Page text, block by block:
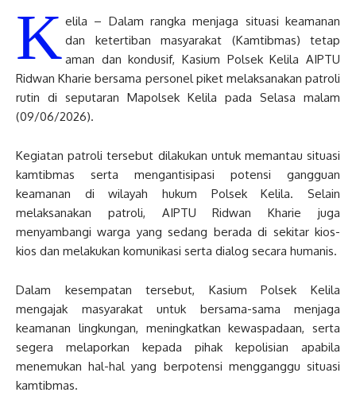
K elila – Dalam rangka menjaga situasi keamanan
dan ketertiban masyarakat (Kamtibmas) tetap
aman dan kondusif, Kasium Polsek Kelila AIPTU
Ridwan Kharie bersama personel piket melaksanakan patroli
rutin di seputaran Mapolsek Kelila pada Selasa malam
(09/06/2026).
Kegiatan patroli tersebut dilakukan untuk memantau situasi
kamtibmas serta mengantisipasi potensi gangguan
keamanan di wilayah hukum Polsek Kelila. Selain
melaksanakan patroli, AIPTU Ridwan Kharie juga
menyambangi warga yang sedang berada di sekitar kios-
kios dan melakukan komunikasi serta dialog secara humanis.
Dalam kesempatan tersebut, Kasium Polsek Kelila
mengajak masyarakat untuk bersama-sama menjaga
keamanan lingkungan, meningkatkan kewaspadaan, serta
segera melaporkan kepada pihak kepolisian apabila
menemukan hal-hal yang berpotensi mengganggu situasi
kamtibmas.